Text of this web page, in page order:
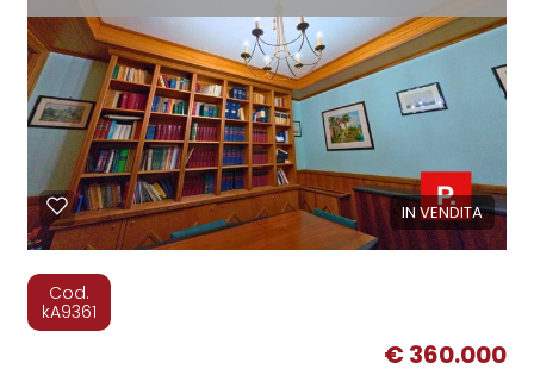
IN VENDITA
Cod.
kA9361
€ 360.000